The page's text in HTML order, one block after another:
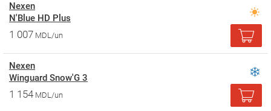
Nexen
N'Blue HD Plus
1 007 MDL/un
Nexen
Winguard Snow'G 3
1 154 MDL/un